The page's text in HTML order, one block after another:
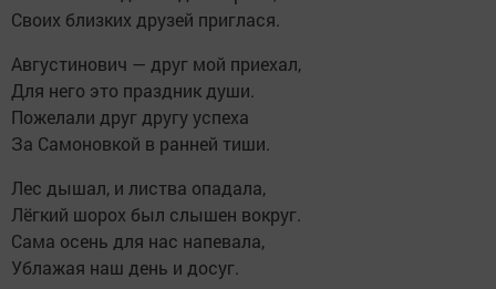
Своих близких друзей приглася.
Августинович — друг мой приехал,
Для него это праздник души.
Пожелали друг другу успеха
За Самоновкой в ранней тиши.
Лес дышал, и листва опадала,
Лёгкий шорох был слышен вокруг.
Сама осень для нас напевала,
Ублажая наш день и досуг.